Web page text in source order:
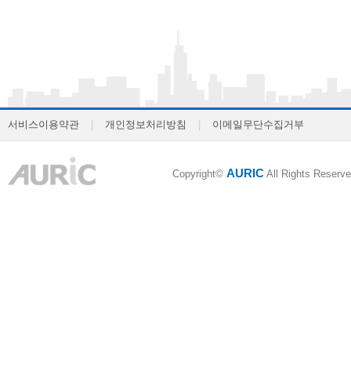
서비스이용약관 개인정보처리방침 이메일무단수집거부
Copyright© AURIC All Rights